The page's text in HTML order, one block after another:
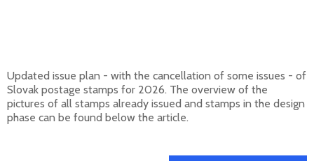
Updated issue plan - with the cancellation of some issues - of
Slovak postage stamps for 2026. The overview of the
pictures of all stamps already issued and stamps in the design
phase can be found below the article.